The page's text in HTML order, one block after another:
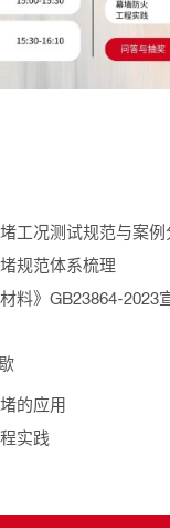
工况测试规范与案例
规范体系梳理
材料》GB23864-2023
的应用
实践